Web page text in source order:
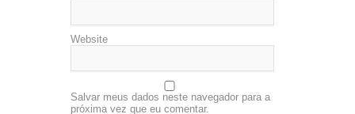
Website
Salvar meus dados neste navegador para a
próxima vez que eu comentar.